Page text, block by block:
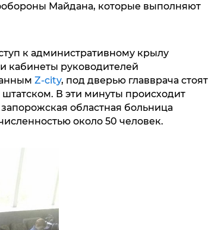
Майдана, которые выполняют
к административному крылу
кабинеты руководителей
Z-city, под дверью главврача стоят
В эти минуты происходит
областная больница
около 50 человек.